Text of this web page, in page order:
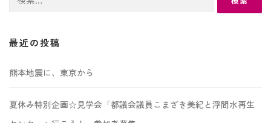
最近の投稿
熊本地震に、東京から
夏休み特別企画☆見学会「都議会議員こまざき美紀と浮間水再生